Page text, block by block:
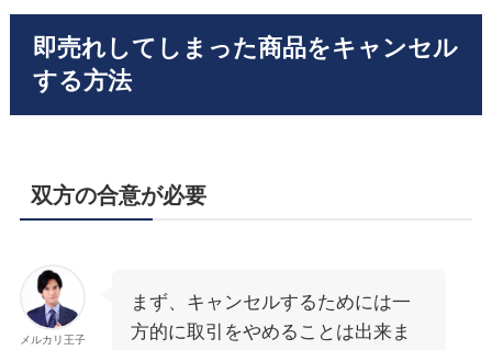
即売れしてしまった商品をキャンセル
する方法
双方の合意が必要
メルカリ王子
まず、キャンセルするためには一
方的に取引をやめることは出来ま